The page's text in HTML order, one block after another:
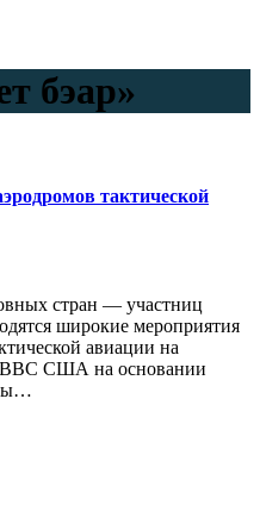
бэар»
тактической
стран — участниц
широкие мероприятия
авиации на
ВВС США на основании